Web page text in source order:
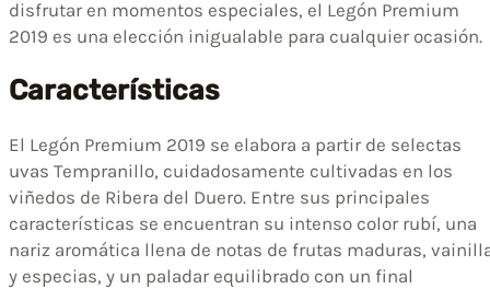
disfrutar en momentos especiales, el Legón Premium
2019 es una elección inigualable para cualquier ocasión.
Características
El Legón Premium 2019 se elabora a partir de selectas
uvas Tempranillo, cuidadosamente cultivadas en los
viñedos de Ribera del Duero. Entre sus principales
características se encuentran su intenso color rubí, una
nariz aromática llena de notas de frutas maduras,
y especias, y un paladar equilibrado con un final